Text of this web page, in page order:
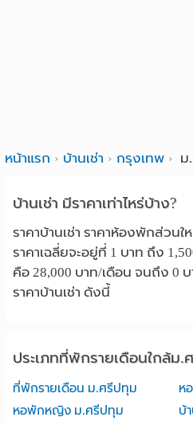
หน้าแรก บ้านเช่า กรุงเทพ ม
บ้านเช่า มีราคาเท่าไหร่บ้าง?
ราคาบ้านเช่า ราคาห้องพักส่วน
ราคาเฉลี่ยจะอยู่ที่ 1 บาท ถึง
คือ 28,000 บาท/เดือน จนถึง 0
ราคาบ้านเช่า ดังนี้
ประเภทที่พักรายเดือนใกล้ม.
ที่พักรายเดือน ม.ศรีปทุม
ห
หอพักหญิง ม.ศรีปทุม
บ้